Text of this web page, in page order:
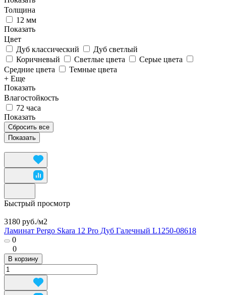
Толщина
12 мм
Показать
Цвет
Дуб классический
Дуб светлый
Коричневый
Светлые цвета
Серые цвета
Средние цвета
Темные цвета
+ Еще
Показать
Влагостойкость
72 часа
Показать
Сбросить все
Быстрый просмотр
3180 руб./м2
Ламинат Pergo Skara 12 Pro Дуб Галечный L1250-08618
0
0
В корзину